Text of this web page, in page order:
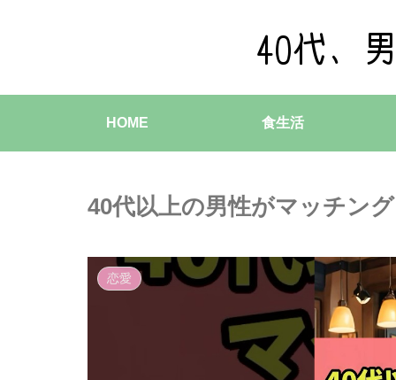
HOME 食生活
40代以上の男性がマッチン
恋愛